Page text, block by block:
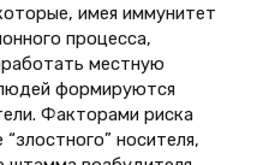
имея иммунитет
процесса,
местную
формируются
Факторами риска
носителя,